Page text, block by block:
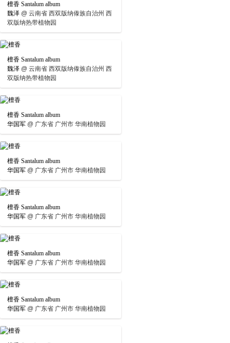
檀香 Santalum album
魏泽 @ 云南省 西双版纳傣族自治州 西
双版纳热带植物园
檀香 Santalum album
魏泽 @ 云南省 西双版纳傣族自治州 西
双版纳热带植物园
檀香 Santalum album
华国军 @ 广东省 广州市 华南植物园
檀香 Santalum album
华国军 @ 广东省 广州市 华南植物园
檀香 Santalum album
华国军 @ 广东省 广州市 华南植物园
檀香 Santalum album
华国军 @ 广东省 广州市 华南植物园
檀香 Santalum album
华国军 @ 广东省 广州市 华南植物园